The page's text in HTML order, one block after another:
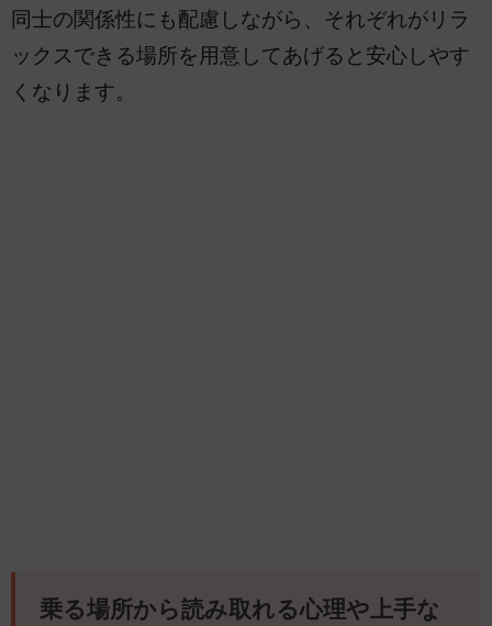
同士の関係性にも配慮しながら、それぞれがリラ
ックスできる場所を用意してあげると安心しやす
くなります。
乗る場所から読み取れる心理や上手な